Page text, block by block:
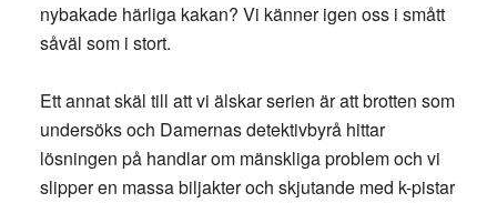
nybakade härliga kakan? Vi känner igen oss i smått
såväl som i stort.
Ett annat skäl till att vi älskar serien är att brotten som
undersöks och Damernas detektivbyrå hittar
lösningen på handlar om mänskliga problem och vi
slipper en massa biljakter och skjutande med k-pistar